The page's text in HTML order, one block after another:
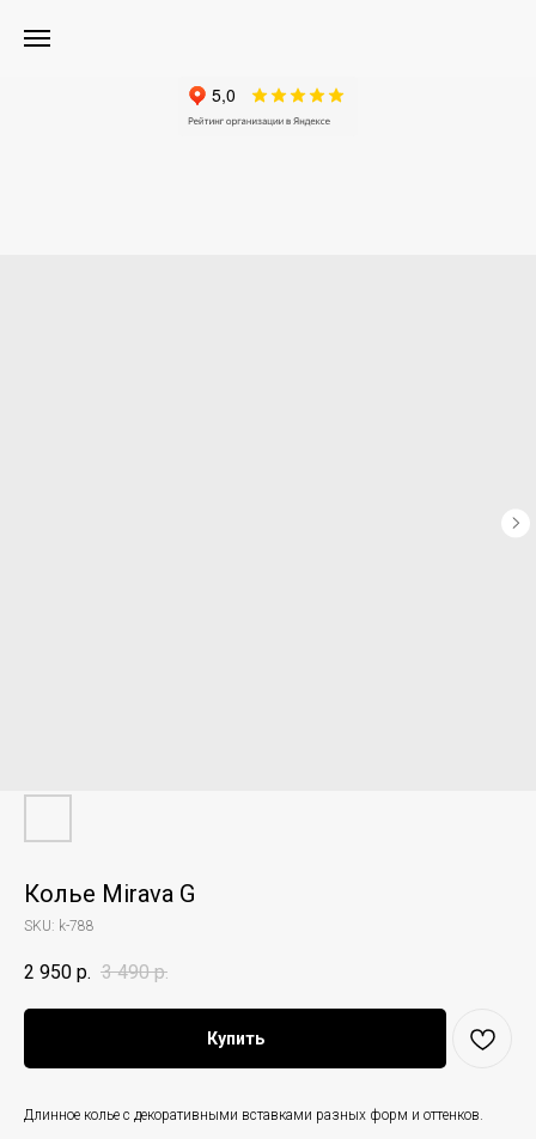
Колье Mirava G
SKU: k-788
2 950 р. 3 490 р.
Купить
Длинное колье с декоративными вставками разных форм и оттенков.